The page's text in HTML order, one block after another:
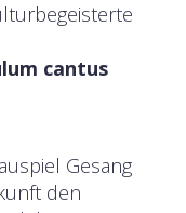
cantus
Gesang
den